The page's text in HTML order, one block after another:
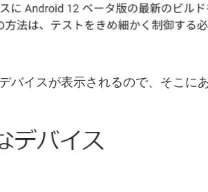
バイスが表示されるので、そこに